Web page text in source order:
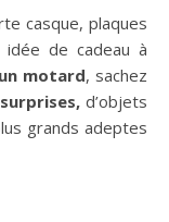
idée de cadeau à
motard, sachez
d’objets
grands adeptes